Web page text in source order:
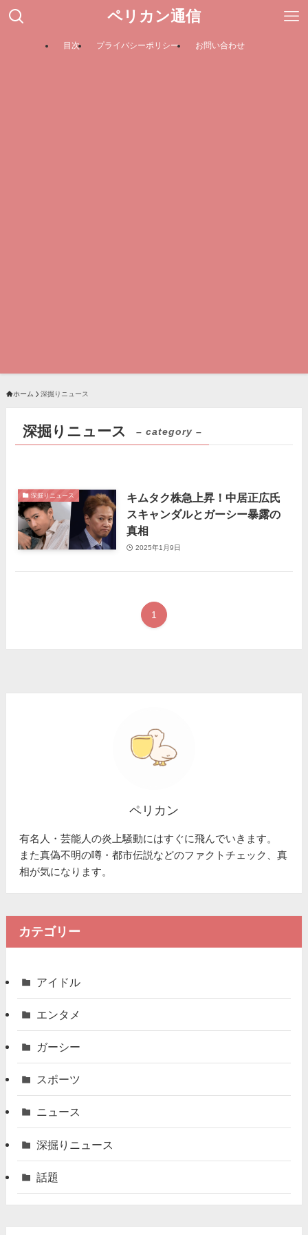
ペリカン通信
目次 プライバシーポリシー お問い合わせ
ホーム 深掘りニュース
深掘りニュース – category –
深掘りニュース
キムタク株急上昇！中居正広氏
スキャンダルとガーシー暴露の
真相
2025年1月9日
1
ペリカン
有名人・芸能人の炎上騒動にはすぐに飛んでいきます。
また真偽不明の噂・都市伝説などのファクトチェック、真
相が気になります。
カテゴリー
アイドル
エンタメ
ガーシー
スポーツ
ニュース
深掘りニュース
話題